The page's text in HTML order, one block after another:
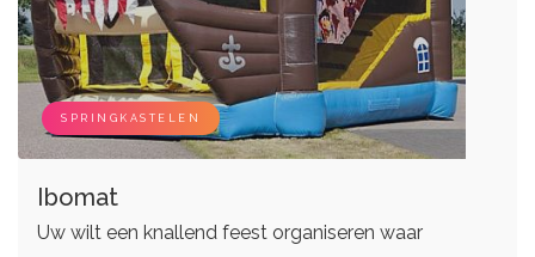
SPRINGKASTELEN
Ibomat
Uw wilt een knallend feest organiseren waar